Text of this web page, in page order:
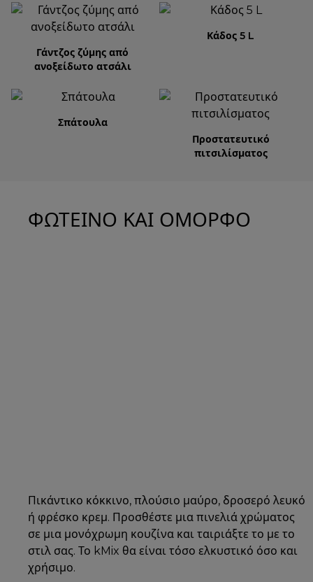
Γάντζος ζύμης από
ανοξείδωτο ατσάλι
Κάδος 5 L
Σπάτουλα
Προστατευτικό
πιτσιλίσματος
ΦΩΤΕΙΝΟ ΚΑΙ ΟΜΟΡΦΟ
Πικάντικο κόκκινο, πλούσιο μαύρο, δροσερό λευκό
ή φρέσκο κρεμ. Προσθέστε μια πινελιά χρώματος
σε μια μονόχρωμη κουζίνα και ταιριάξτε το με το
στιλ σας. Το kMix θα είναι τόσο ελκυστικό όσο και
χρήσιμο.